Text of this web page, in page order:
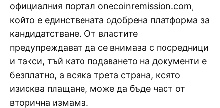
официалния портал onecoinremission.com,
който е единствената одобрена платформа за
кандидатстване. От властите
предупреждават да се внимава с посредници
и такси, тъй като подаването на документи е
безплатно, а всяка трета страна, която
изисква плащане, може да бъде част от
вторична измама.